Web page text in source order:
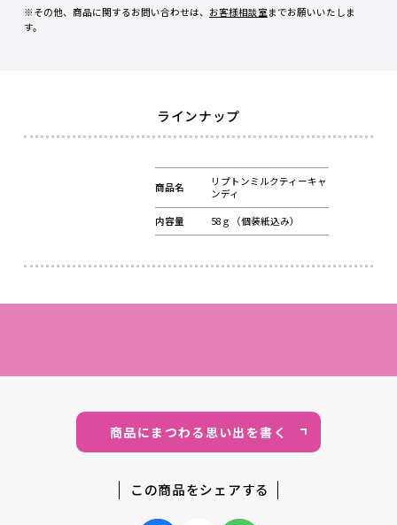
※ その他、商品に関するお問い合わせは、 お客様相談室までお願いいたしま
す。
ラインナップ
商品名
リプトンミルクティーキャ
ンディ
内容量 58ｇ（個装紙込み）
商品にまつわる思い出を書く
この商品をシェアする